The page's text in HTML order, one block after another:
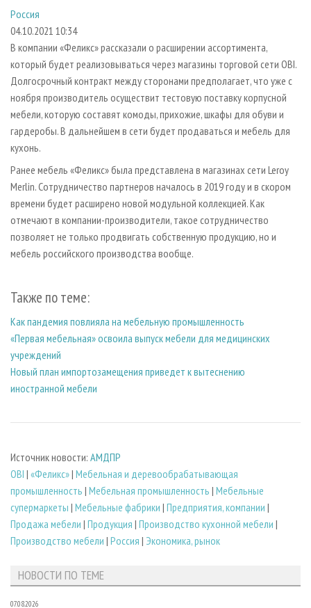
СУШКА ДРЕВЕСИНЫ
ПРОИЗВОДСТВО ДРЕВЕСНЫХ ПЛИТ
ДЕРЕВЯННОЕ ДОМОСТРОЕНИЕ
ПРОИЗВОДСТВО МЕБЕЛИ
БИОЭНЕРГЕТИКА
ЦБП
ИНСТРУМЕНТ И МАТЕРИАЛЫ
ПЕРСОНЫ
МОБИЛЬНЫЕ ВЫСТАВКИ
ОФИЦИАЛЬНЫЕ ДЕЛЕГАЦИИ
ПРИОРИТЕТНЫЕ ИНВЕСТПРОЕКТЫ
RUSSIAN FORESTRY REVIEW
ГАЗЕТА ЛЕСПРОМФОРУМ
БИБЛИОТЕКА СПЕЦИАЛИСТА
КОНТАКТЫ
РЕКЛАМОДАТЕЛЯМ
РЕКЛАМА
РЕКЛАМА НА САЙТЕ
Россия
04.10.2021 10:34
В компании «Феликс» рассказали о расширении ассортимента,
который будет реализовываться через магазины торговой сети OBI.
Долгосрочный контракт между сторонами предполагает, что уже с
ноября производитель осуществит тестовую поставку корпусной
мебели, которую составят комоды, прихожие, шкафы для обуви и
гардеробы. В дальнейшем в сети будет продаваться и мебель для
кухонь.
Ранее мебель «Феликс» была представлена в магазинах сети Leroy
Merlin. Сотрудничество партнеров началось в 2019 году и в скором
времени будет расширено новой модульной коллекцией. Как
отмечают в компании-производители, такое сотрудничество
позволяет не только продвигать собственную продукцию, но и
мебель российского производства вообще.
Также по теме:
Как пандемия повлияла на мебельную промышленность
«Первая мебельная» освоила выпуск мебели для медицинских
учреждений
Новый план импортозамещения приведет к вытеснению
иностранной мебели
Источник новости: АМДПР
OBI | «Феликс»| Мебельная и деревообрабатывающая
промышленность | Мебельная промышленность | Мебельные
супермаркеты | Мебельные фабрики | Предприятия, компании |
Продажа мебели | Продукция | Производство кухонной мебели |
Производство мебели | Россия | Экономика, рынок
НОВОСТИ ПО ТЕМЕ
07.08.2026